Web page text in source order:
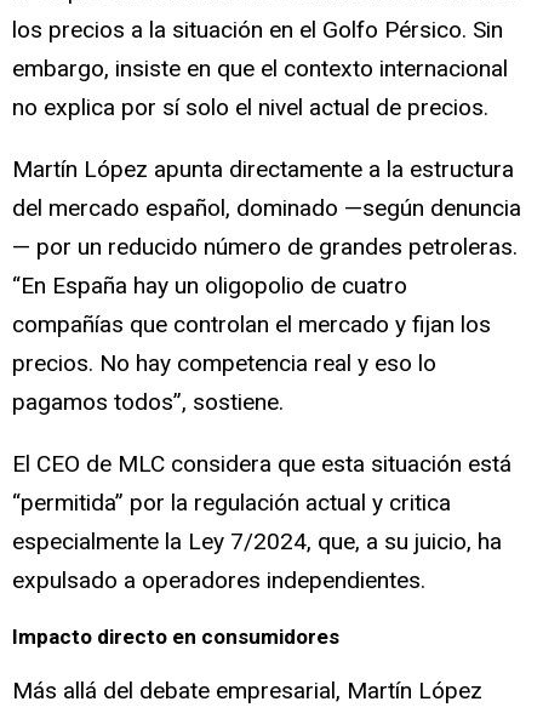
los precios a la situación en el Golfo Pérsico. Sin
embargo, insiste en que el contexto internacional
no explica por sí solo el nivel actual de precios.
Martín López apunta directamente a la estructura
del mercado español, dominado —según denuncia
— por un reducido número de grandes petroleras.
“En España hay un oligopolio de cuatro
compañías que controlan el mercado y fijan los
precios. No hay competencia real y eso lo
pagamos todos”, sostiene.
El CEO de MLC considera que esta situación está
“permitida” por la regulación actual y critica
especialmente la Ley 7/2024, que, a su juicio, ha
expulsado a operadores independientes.
Impacto directo en consumidores
Más allá del debate empresarial, Martín López